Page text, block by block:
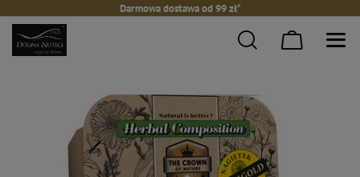
Darmowa dostawa od 99 zł*